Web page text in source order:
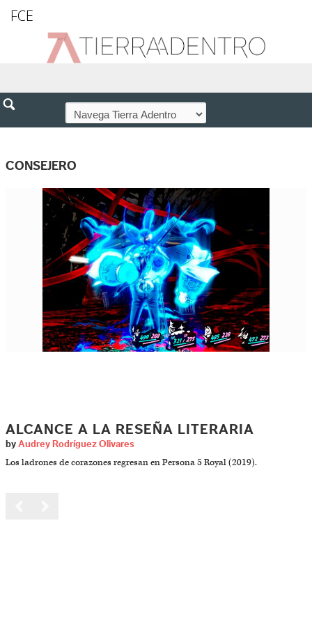
FCE
CONSEJERO
ALCANCE A LA RESEÑA LITERARIA
by Audrey Rodríguez Olivares
Los ladrones de corazones regresan en Persona 5 Royal (2019).